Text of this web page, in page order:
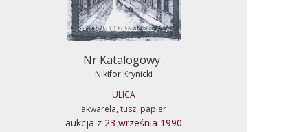
Nr Katalogowy .
Nikifor Krynicki
ULICA
akwarela, tusz, papier
aukcja z 23 września 1990